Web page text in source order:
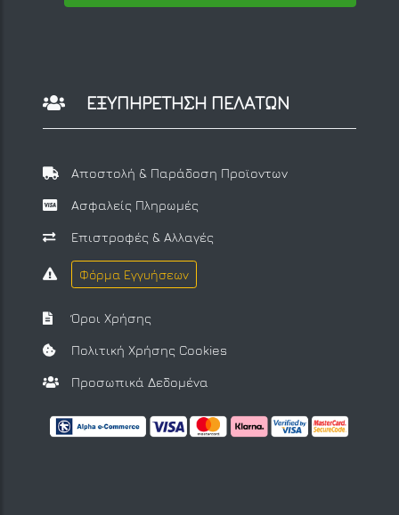
ΕΞΥΠΗΡΕΤΗΣΗ ΠΕΛΑΤΩΝ
Αποστολή & Παράδοση Προϊοντων
Ασφαλείς Πληρωμές
Επιστροφές & Αλλαγές
Φόρμα Εγγυήσεων
Όροι Χρήσης
Πολιτική Χρήσης Cookies
Προσωπικά Δεδομένα